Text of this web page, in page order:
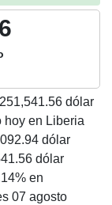
dólar
hoy en Liberia
dólar
dólar
en
07 agosto